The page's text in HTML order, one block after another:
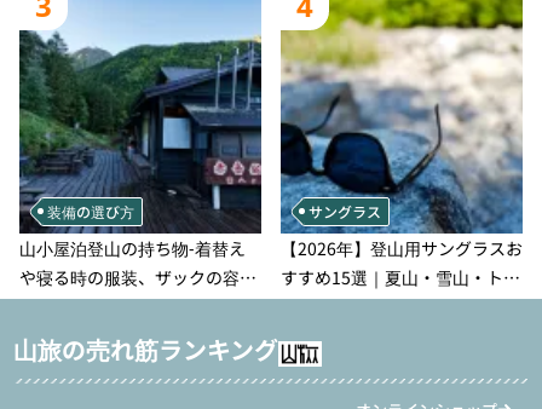
装備の選び方
山小屋泊登山の持ち物‐着替え
や寝る時の服装、ザックの容量
などを徹底紹介！1泊2日、2泊3
日用のリスト付き
サングラス
【2026年】登山用サングラスお
すすめ15選｜夏山・雪山・トレ
ラン別、シーンで選ぶ失敗しな
山旅の売れ筋ランキング